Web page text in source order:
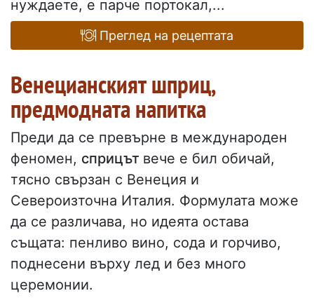
нуждаете, е парче портокал,...
Преглед на рецептата
Венецианският шприц,
предмодната напитка
Преди да се превърне в международен
феномен, сприцът вече е бил обичай,
тясно свързан с Венеция и
Североизточна Италия. Формулата може
да се различава, но идеята остава
същата: пенливо вино, сода и горчиво,
поднесени върху лед и без много
церемонии.